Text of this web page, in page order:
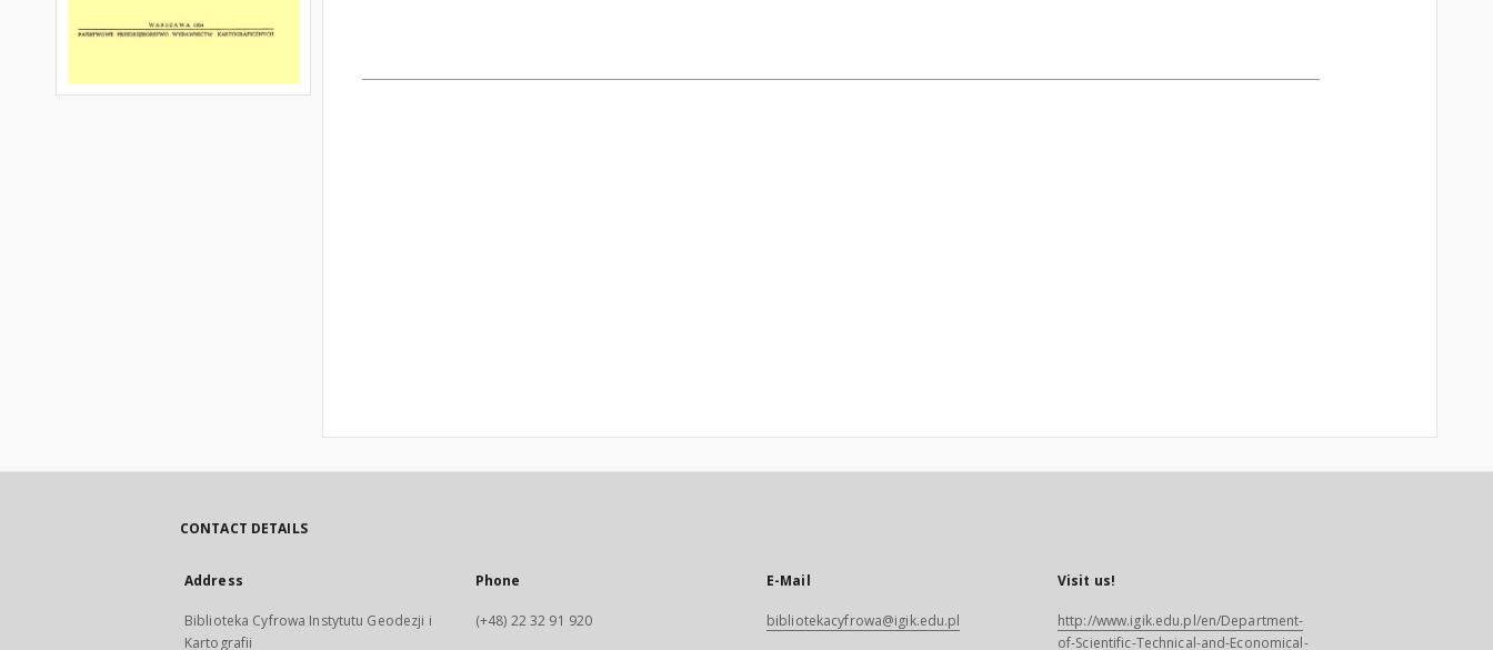
CONTACT DETAILS
Address
Biblioteka Cyfrowa Instytutu Geodezji i
Kartografii
Phone
(+48) 22 32 91 920
E-Mail
bibliotekacyfrowa@igik.edu.pl
Visit us!
http://www.igik.edu.pl/en/Department-
of-Scientific-Technical-and-Economical-